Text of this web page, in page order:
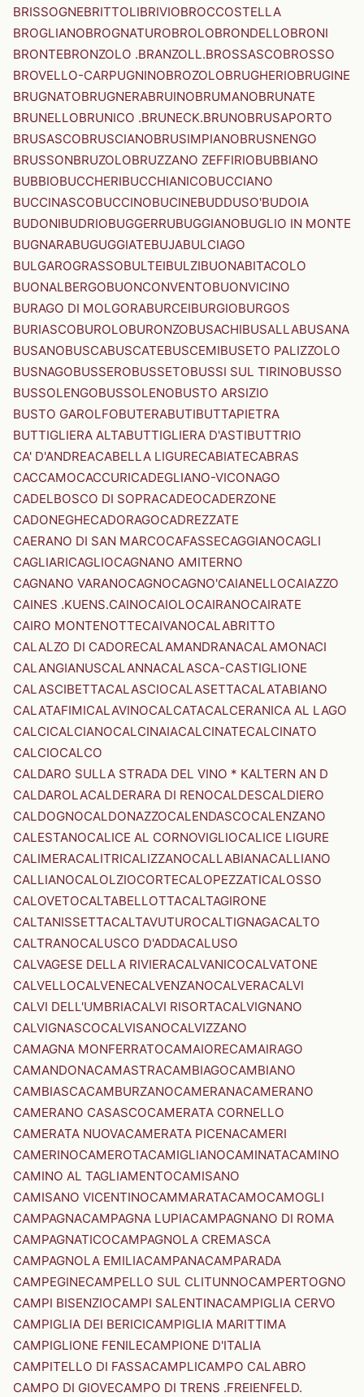
BRISSOGNEBRITTOLIBRIVIOBROCCOSTELLA
BROGLIANOBROGNATUROBROLOBRONDELLOBRONI
BRONTEBRONZOLO .BRANZOLL.BROSSASCOBROSSO
BROVELLO-CARPUGNINOBROZOLOBRUGHERIOBRUGINE
BRUGNATOBRUGNERABRUINOBRUMANOBRUNATE
BRUNELLOBRUNICO .BRUNECK.BRUNOBRUSAPORTO
BRUSASCOBRUSCIANOBRUSIMPIANOBRUSNENGO
BRUSSONBRUZOLOBRUZZANO ZEFFIRIOBUBBIANO
BUBBIOBUCCHERIBUCCHIANICOBUCCIANO
BUCCINASCOBUCCINOBUCINEBUDDUSO'BUDOIA
BUDONIBUDRIOBUGGERRUBUGGIANOBUGLIO IN MONTE
BUGNARABUGUGGIATEBUJABULCIAGO
BULGAROGRASSOBULTEIBULZIBUONABITACOLO
BUONALBERGOBUONCONVENTOBUONVICINO
BURAGO DI MOLGORABURCEIBURGIOBURGOS
BURIASCOBUROLOBURONZOBUSACHIBUSALLABUSANA
BUSANOBUSCABUSCATEBUSCEMIBUSETO PALIZZOLO
BUSNAGOBUSSEROBUSSETOBUSSI SUL TIRINOBUSSO
BUSSOLENGOBUSSOLENOBUSTO ARSIZIO
BUSTO GAROLFOBUTERABUTIBUTTAPIETRA
BUTTIGLIERA ALTABUTTIGLIERA D'ASTIBUTTRIO
CA' D'ANDREACABELLA LIGURECABIATECABRAS
CACCAMOCACCURICADEGLIANO-VICONAGO
CADELBOSCO DI SOPRACADEOCADERZONE
CADONEGHECADORAGOCADREZZATE
CAERANO DI SAN MARCOCAFASSECAGGIANOCAGLI
CAGLIARICAGLIOCAGNANO AMITERNO
CAGNANO VARANOCAGNOCAGNO'CAIANELLOCAIAZZO
CAINES .KUENS.CAINOCAIOLOCAIRANOCAIRATE
CAIRO MONTENOTTECAIVANOCALABRITTO
CALALZO DI CADORECALAMANDRANACALAMONACI
CALANGIANUSCALANNACALASCA-CASTIGLIONE
CALASCIBETTACALASCIOCALASETTACALATABIANO
CALATAFIMICALAVINOCALCATACALCERANICA AL LAGO
CALCICALCIANOCALCINAIACALCINATECALCINATO
CALCIOCALCO
CALDARO SULLA STRADA DEL VINO * KALTERN AN D
CALDAROLACALDERARA DI RENOCALDESCALDIERO
CALDOGNOCALDONAZZOCALENDASCOCALENZANO
CALESTANOCALICE AL CORNOVIGLIOCALICE LIGURE
CALIMERACALITRICALIZZANOCALLABIANACALLIANO
CALLIANOCALOLZIOCORTECALOPEZZATICALOSSO
CALOVETOCALTABELLOTTACALTAGIRONE
CALTANISSETTACALTAVUTUROCALTIGNAGACALTO
CALTRANOCALUSCO D'ADDACALUSO
CALVAGESE DELLA RIVIERACALVANICOCALVATONE
CALVELLOCALVENECALVENZANOCALVERACALVI
CALVI DELL'UMBRIACALVI RISORTACALVIGNANO
CALVIGNASCOCALVISANOCALVIZZANO
CAMAGNA MONFERRATOCAMAIORECAMAIRAGO
CAMANDONACAMASTRACAMBIAGOCAMBIANO
CAMBIASCACAMBURZANOCAMERANACAMERANO
CAMERANO CASASCOCAMERATA CORNELLO
CAMERATA NUOVACAMERATA PICENACAMERI
CAMERINOCAMEROTACAMIGLIANOCAMINATACAMINO
CAMINO AL TAGLIAMENTOCAMISANO
CAMISANO VICENTINOCAMMARATACAMOCAMOGLI
CAMPAGNACAMPAGNA LUPIACAMPAGNANO DI ROMA
CAMPAGNATICOCAMPAGNOLA CREMASCA
CAMPAGNOLA EMILIACAMPANACAMPARADA
CAMPEGINECAMPELLO SUL CLITUNNOCAMPERTOGNO
CAMPI BISENZIOCAMPI SALENTINACAMPIGLIA CERVO
CAMPIGLIA DEI BERICICAMPIGLIA MARITTIMA
CAMPIGLIONE FENILECAMPIONE D'ITALIA
CAMPITELLO DI FASSACAMPLICAMPO CALABRO
CAMPO DI GIOVECAMPO DI TRENS .FREIENFELD.